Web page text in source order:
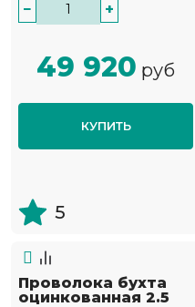
− +
49 920 руб
КУПИТЬ
5
Проволока бухта
оцинкованная 2.5